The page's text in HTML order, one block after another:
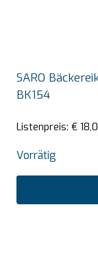
SARO
BK154
Listenpreis: €
Vorrätig